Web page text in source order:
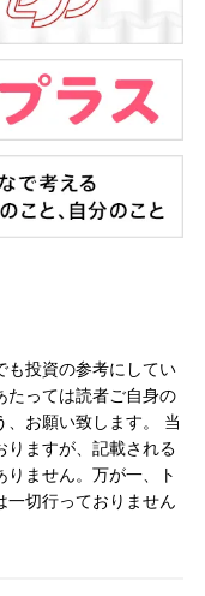
も投資の参考にしてい
たっては読者ご自身の
、お願い致します。 当
りますが、記載される
ません。万が一、ト
一切行っておりません